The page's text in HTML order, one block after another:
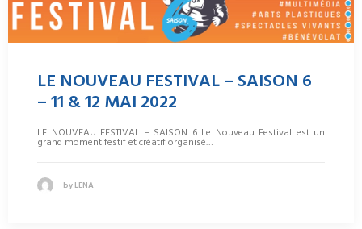
LE NOUVEAU FESTIVAL – SAISON 6
– 11 & 12 MAI 2022
LE NOUVEAU FESTIVAL – SAISON 6 Le Nouveau Festival est un
grand moment festif et créatif organisé…
by LENA